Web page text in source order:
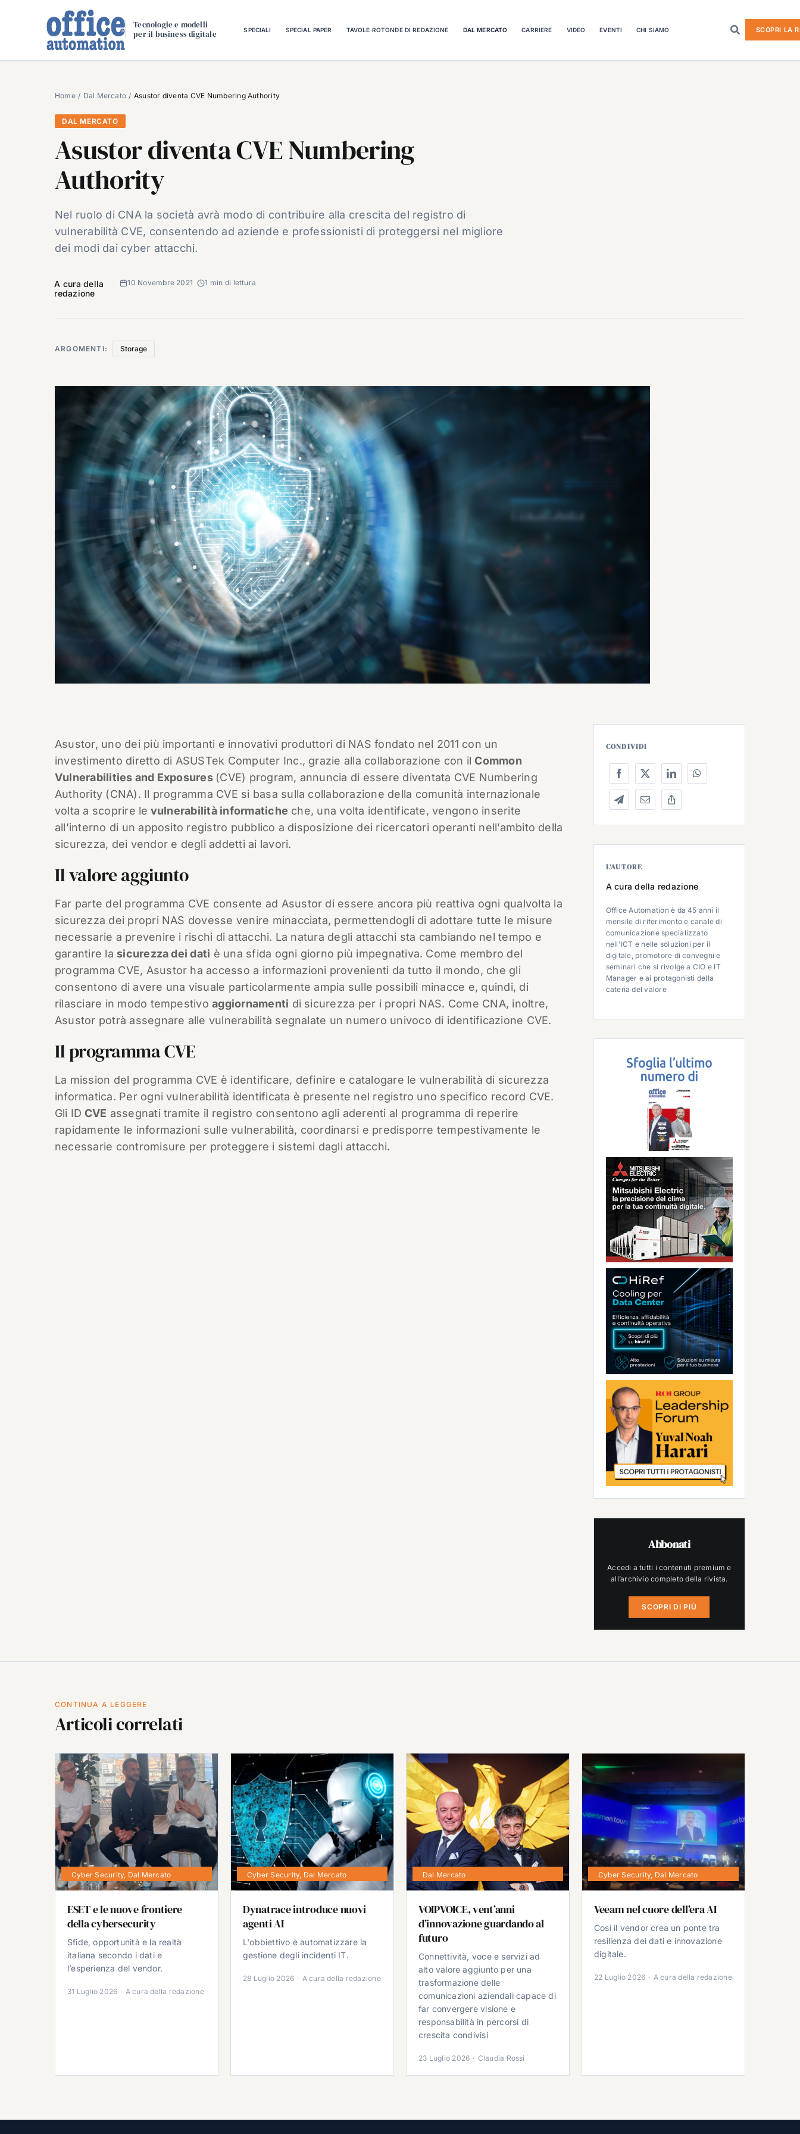
Tecnologie e modelli
per il business digitale
SPECIALI SPECIAL PAPER TAVOLE ROTONDE DI REDAZIONE DAL MERCATO CARRIERE VIDEO EVENTI CHI SIAMO SCOPRI LA
Home Dal Mercato Asustor diventa CVE Numbering Authority
DAL MERCATO
Asustor diventa CVE Numbering
Authority
Nel ruolo di CNA la società avrà modo di contribuire alla crescita del registro di
vulnerabilità CVE, consentendo ad aziende e professionisti di proteggersi nel migliore
dei modi dai cyber attacchi.
A cura della
redazione
10 Novembre 2021 1 min di lettura
ARGOMENTI: Storage
Asustor, uno dei più importanti e innovativi produttori di NAS fondato nel 2011 con un
investimento diretto di ASUSTek Computer Inc., grazie alla collaborazione con il Common
Vulnerabilities and Exposures (CVE) program, annuncia di essere diventata CVE Numbering
Authority (CNA). Il programma CVE si basa sulla collaborazione della comunità internazionale
volta a scoprire le vulnerabilità informatiche che, una volta identificate, vengono inserite
all’interno di un apposito registro pubblico a disposizione dei ricercatori operanti nell’ambito della
sicurezza, dei vendor e degli addetti ai lavori.
Il valore aggiunto
Far parte del programma CVE consente ad Asustor di essere ancora più reattiva ogni qualvolta la
sicurezza dei propri NAS dovesse venire minacciata, permettendogli di adottare tutte le misure
necessarie a prevenire i rischi di attacchi. La natura degli attacchi sta cambiando nel tempo e
garantire la sicurezza dei dati è una sfida ogni giorno più impegnativa. Come membro del
programma CVE, Asustor ha accesso a informazioni provenienti da tutto il mondo, che gli
consentono di avere una visuale particolarmente ampia sulle possibili minacce e, quindi, di
rilasciare in modo tempestivoaggiornamenti di sicurezza per i propri NAS. Come CNA, inoltre,
Asustor potrà assegnare alle vulnerabilità segnalate un numero univoco di identificazione CVE.
Il programma CVE
La mission del programma CVE è identificare, definire e catalogare le vulnerabilità di sicurezza
informatica. Per ogni vulnerabilità identificata è presente nel registro uno specifico record CVE.
Gli ID CVE assegnati tramite il registro consentono agli aderenti al programma di reperire
rapidamente le informazioni sulle vulnerabilità, coordinarsi e predisporre tempestivamente le
necessarie contromisure per proteggere i sistemi dagli attacchi.
CONDIVIDI
L’AUTORE
A cura della redazione
Office Automation è da 45 anni il
mensile di riferimento e canale di
comunicazione specializzato
nell'ICT e nelle soluzioni per il
digitale, promotore di convegni e
seminari che si rivolge a CIO e IT
Manager e ai protagonisti della
catena del valore
Abbonati
Accedi a tutti i contenuti premium e
all’archivio completo della rivista.
SCOPRI DI PIÙ
CONTINUA A LEGGERE
Articoli correlati
Cyber Security, Dal Mercato
ESET e le nuove frontiere
della cybersecurity
Sfide, opportunità e la realtà
italiana secondo i dati e
l’esperienza del vendor.
31 Luglio 2026 · A cura della redazione
Cyber Security, Dal Mercato
Dynatrace introduce nuovi
agenti AI
L'obbiettivo è automatizzare la
gestione degli incidenti IT.
28 Luglio 2026 · A cura della redazione
Dal Mercato
VOIPVOICE, vent’anni
d’innovazione guardando al
futuro
Connettività, voce e servizi ad
alto valore aggiunto per una
trasformazione delle
comunicazioni aziendali capace di
far convergere visione e
responsabilità in percorsi di
crescita condivisi
23 Luglio 2026 · Claudia Rossi
Cyber Security, Dal Mercato
Veeam nel cuore dell’era AI
Così il vendor crea un ponte tra
resilienza dei dati e innovazione
digitale.
22 Luglio 2026 · A cura della redazione